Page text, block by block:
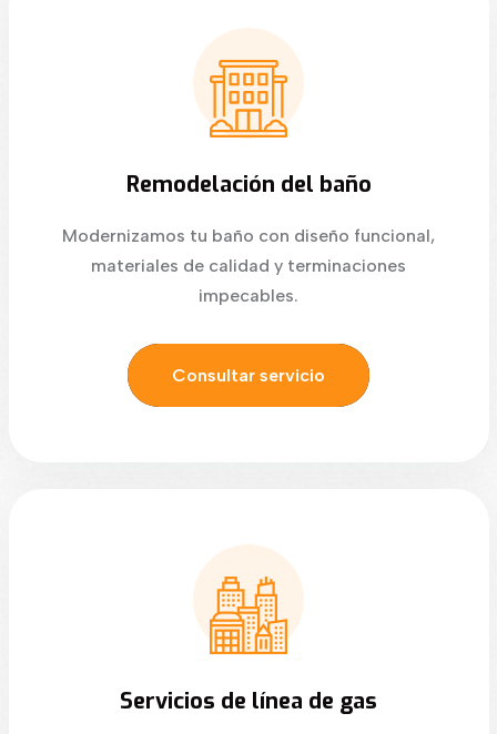
Remodelación del baño
Modernizamos tu baño con diseño funcional,
materiales de calidad y terminaciones
impecables.
Consultar servicio
Servicios de línea de gas